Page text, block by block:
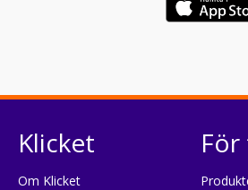
Klicket
Om Klicket